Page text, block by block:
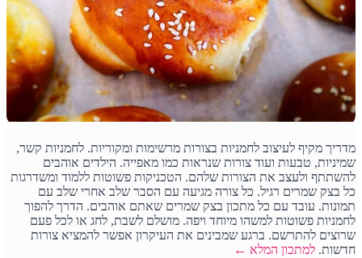
מדריך מקיף לעיצוב לחמניות בצורות מרשימות ומקוריות. לחמניות קשר,
שמיניות, טבעות ועוד צורות שנראות כמו מאפייה. הילדים אוהבים
להשתתף ולעצב את הצורות שלהם. הטכניקות פשוטות ללמוד ומשדרגות
כל בצק שמרים רגיל. כל צורה מגיעה עם הסבר שלב אחרי שלב עם
תמונות. עובד עם כל מתכון בצק שמרים שאתם אוהבים. הדרך להפוך
לחמניות פשוטות למשהו מיוחד ויפה. מושלם לשבת, לחג או לכל פעם
שרוצים להתרשם. ברגע שמבינים את העיקרון אפשר להמציא צורות
חדשות.למתכון המלא ←